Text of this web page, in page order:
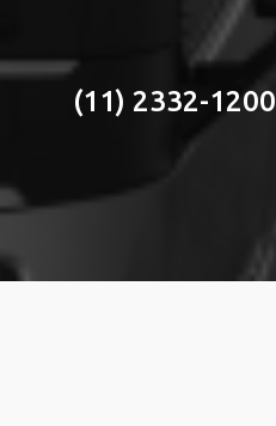
(11) 2332-1200